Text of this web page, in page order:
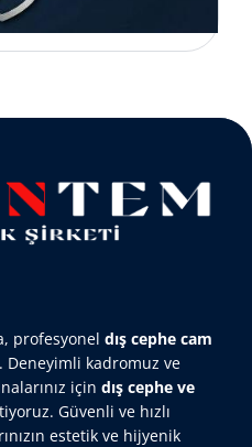
profesyonel dış cephe cam
kadromuz ve
için dış cephe ve
Güvenli ve hızlı
estetik ve hijyenik